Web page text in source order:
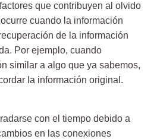
que contribuyen al olvido
cuando la información
de la información
Por ejemplo, cuando
similar a algo que ya sabemos,
la información original.
con el tiempo debido a
en las conexiones